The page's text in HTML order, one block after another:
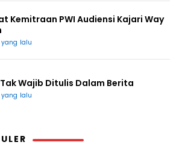
Kemitraan PWI Audiensi Kajari Way
lalu
Wajib Ditulis Dalam Berita
lalu